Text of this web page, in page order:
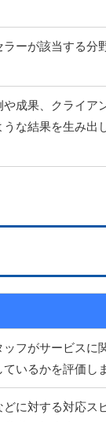
ラーが該当する分
成果、クライア
な結果を生み出
ッフがサービスに
いるかを評価し
どに対する対応